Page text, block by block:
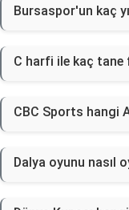
Bursaspor'un kaç
C harfi ile kaç
CBC Sports hangi
Dalya oyunu nasıl